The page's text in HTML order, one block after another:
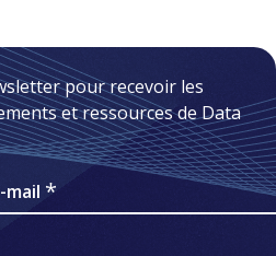
pour recevoir les
et ressources de Data
mail